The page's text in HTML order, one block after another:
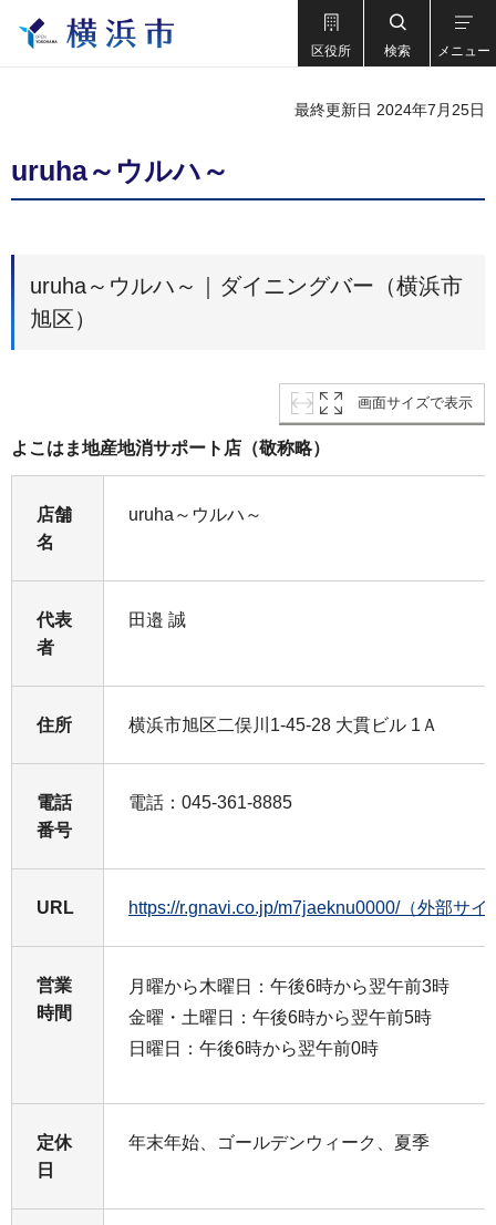
区役所 検索 メニュー
最終更新日 2024年7月25日
uruha～ウルハ～
uruha～ウルハ～｜ダイニングバー（横浜市
旭区）
画面サイズで表示
よこはま地産地消サポート店（敬称略）
店舗
名
uruha～ウルハ～
代表
者
田邉 誠
住所 横浜市旭区二俣川1-45-28 大貫ビル 1Ａ
電話
番号
電話：045-361-8885
URL https://r.gnavi.co.jp/m7jaeknu0000/（外部サイ
営業
時間
月曜から木曜日：午後6時から翌午前3時
金曜・土曜日：午後6時から翌午前5時
日曜日：午後6時から翌午前0時
定休
日
年末年始、ゴールデンウィーク、夏季